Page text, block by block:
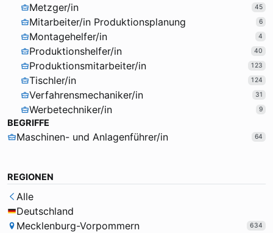
Metzger/in 45
Mitarbeiter/in Produktionsplanung 6
Montagehelfer/in 4
Produktionshelfer/in 40
Produktionsmitarbeiter/in 123
Tischler/in 124
Verfahrensmechaniker/in 31
Werbetechniker/in 9
BEGRIFFE
Maschinen- und Anlagenführer/in 64
REGIONEN
Alle
Deutschland
Mecklenburg-Vorpommern
634